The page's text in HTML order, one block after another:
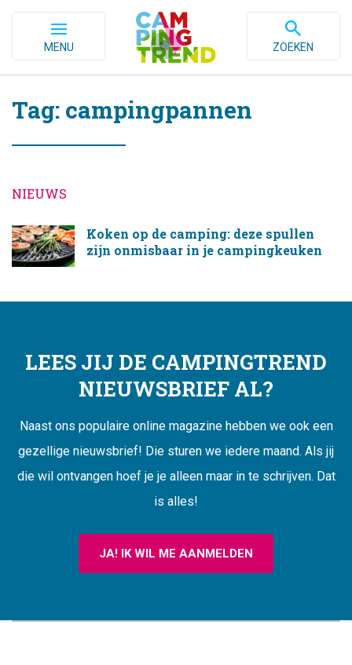
MENU ZOEKEN
Tag: campingpannen
NIEUWS
Koken op de camping: deze spullen
zijn onmisbaar in je campingkeuken
LEES JIJ DE CAMPINGTREND
NIEUWSBRIEF AL?
Naast ons populaire online magazine hebben we ook een
gezellige nieuwsbrief! Die sturen we iedere maand. Als jij
die wil ontvangen hoef je je alleen maar in te schrijven. Dat
is alles!
JA! IK WIL ME AANMELDEN